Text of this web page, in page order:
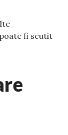
fi scutit